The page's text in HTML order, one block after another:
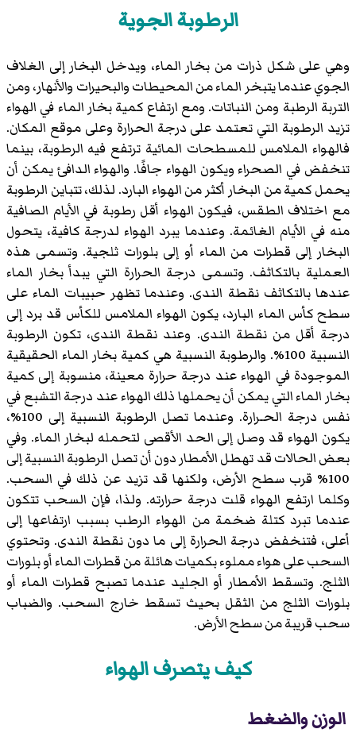
الرطوبة الجوية
وهي على شكل ذرات من بخار الماء، ويدخل البخار إلى الغلاف
الجوي عندما يتبخر الماء من المحيطات والبحيرات والأنهار، ومن
التربة الرطبة ومن النباتات. ومع ارتفاع كمية بخار الماء في الهواء
تزيد الرطوبة التي تعتمد على درجة الحرارة وعلى موقع المكان.
فالهواء الملامس للمسطحات المائية ترتفع فيه الرطوبة، بينما
تنخفض في الصحراء ويكون الهواء جافًا. والهواء الدافئ يمكن أن
يحمل كمية من البخار أكثر من الهواء البارد. لذلك، تتباين الرطوبة
مع اختلاف الطقس، فيكون الهواء أقل رطوبة في الأيام الصافية
منه في الأيام الغائمة. وعندما يبرد الهواء لدرجة كافية، يتحول
البخار إلى قطرات من الماء أو إلى بلورات ثلجية. وتسمى هذه
العملية بالتكاثف. وتسمى درجة الحرارة التي يبدأ بخار الماء
عندها بالتكاثف نقطة الندى. وعندما تظهر حبيبات الماء على
سطح كأس الماء البارد، يكون الهواء الملامس للكأس قد برد إلى
درجة أقل من نقطة الندى. وعند نقطة الندى، تكون الرطوبة
النسبية 100%. والرطوبة النسبية هي كمية بخار الماء الحقيقية
الموجودة في الهواء عند درجة حرارة معينة، منسوبة إلى كمية
بخار الماء التي يمكن أن يحملها ذلك الهواء عند درجة التشبع في
نفس درجة الحـرارة. وعندما تصل الرطوبة النسبية إلى 100%،
يكون الهواء قد وصل إلى الحد الأقصى لتحمله لبخار الماء. وفي
بعض الحالات قد تهطل الأمطار دون أن تصل الرطوبة النسبية إلى
100% قرب سطح الأرض، ولكنها قد تزيد عن ذلك في السحب.
وكلما ارتفع الهواء قلت درجة حرارته. ولذا، فإن السحب تتكون
عندما تبرد كتلة ضخمة من الهواء الرطب بسبب ارتفاعها إلى
أعلى، فتنخفض درجة الحرارة إلى ما دون نقطة الندى. وتحتوي
السحب على هواء مملوء بكميات هائلة من قطرات الماء أو بلورات
الثلج. وتسقط الأمطار أو الجليد عندما تصبح قطرات الماء أو
بلورات الثلج من الثقل بحيث تسقط خارج السحب. والضباب
سحب قريبة من سطح الأرض.
كيف يتصرف الهواء
الوزن والضغط